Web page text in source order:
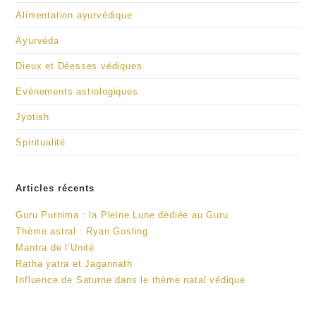
Alimentation ayurvédique
Ayurvéda
Dieux et Déesses védiques
Evénements astrologiques
Jyotish
Spiritualité
Articles récents
Guru Purnima : la Pleine Lune dédiée au Guru
Thème astral : Ryan Gosling
Mantra de l’Unité
Ratha yatra et Jagannath
Influence de Saturne dans le thème natal védique